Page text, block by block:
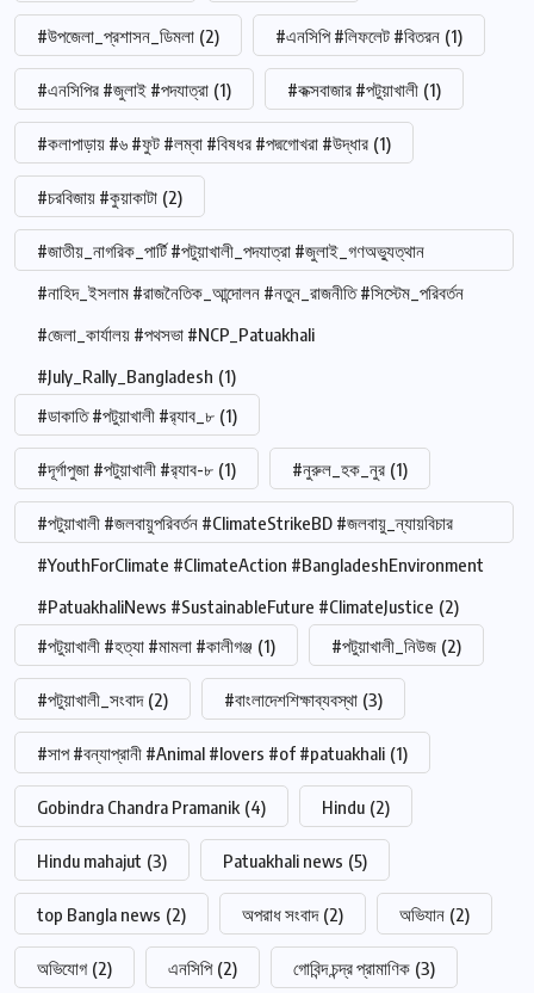
#উপজেলা_প্রশাসন_ডিমলা (2) #এনসিপি #লিফলেট #বিতরন (1)
#এনসিপির #জুলাই #পদযাত্রা (1) #কক্সবাজার #পটুয়াখালী (1)
#কলাপাড়ায় #৬ #ফুট #লম্বা #বিষধর #পদ্মগোখরা #উদ্ধার (1)
#চরবিজায় #কুয়াকাটা (2)
#জাতীয়_নাগরিক_পার্টি #পটুয়াখালী_পদযাত্রা #জুলাই_গণঅভ্যুত্থান
#নাহিদ_ইসলাম #রাজনৈতিক_আন্দোলন #নতুন_রাজনীতি #সিস্টেম_পরিবর্তন
#জেলা_কার্যালয় #পথসভা #NCP_Patuakhali
#July_Rally_Bangladesh (1)
#ডাকাতি #পটুয়াখালী #র‍্যাব_৮ (1)
#দূর্গাপুজা #পটুয়াখালী #র‍্যাব-৮ (1) #নুরুল_হক_নুর (1)
#পটুয়াখালী #জলবায়ুপরিবর্তন #ClimateStrikeBD #জলবায়ু_ন্যায়বিচার
#YouthForClimate #ClimateAction #BangladeshEnvironment
#PatuakhaliNews #SustainableFuture #ClimateJustice (2)
#পটুয়াখালী #হত্যা #মামলা #কালীগঞ্জ (1) #পটুয়াখালী_নিউজ (2)
#পটুয়াখালী_সংবাদ (2) #বাংলাদেশশিক্ষাব্যবস্থা (3)
#সাপ #বন্যাপ্রানী #Animal #lovers #of #patuakhali (1)
Gobindra Chandra Pramanik (4) Hindu (2)
Hindu mahajut (3) Patuakhali news (5)
top Bangla news (2) অপরাধ সংবাদ (2) অভিযান (2)
অভিযোগ (2) এনসিপি (2) গোবিন্দ চন্দ্র প্রামাণিক (3)